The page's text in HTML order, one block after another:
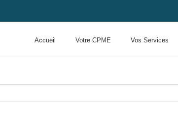
Accueil Votre CPME Vos Services